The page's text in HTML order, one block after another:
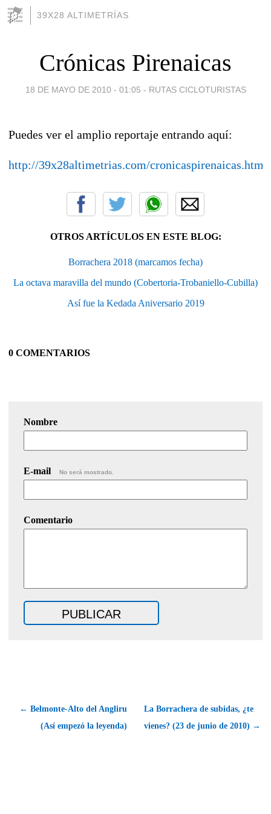
39X28 ALTIMETRÍAS
Crónicas Pirenaicas
18 DE MAYO DE 2010 - 01:05 - RUTAS CICLOTURISTAS
Puedes ver el amplio reportaje entrando aquí:
http://39x28altimetrias.com/cronicaspirenaicas.html
OTROS ARTÍCULOS EN ESTE BLOG:
Borrachera 2018 (marcamos fecha)
La octava maravilla del mundo (Cobertoria-Trobaniello-Cubilla)
Así fue la Kedada Aniversario 2019
0 COMENTARIOS
Nombre
E-mail No será mostrado.
Comentario
← Belmonte-Alto del Angliru
(Así empezó la leyenda)
La Borrachera de subidas, ¿te
vienes? (23 de junio de 2010) →